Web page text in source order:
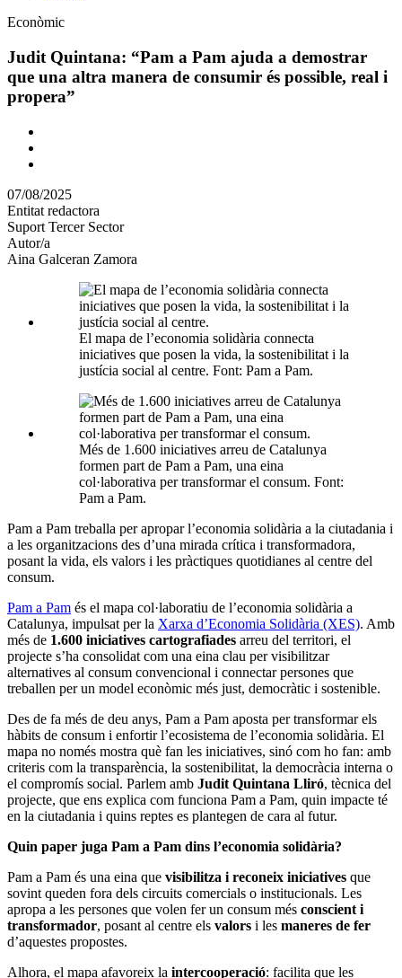
Àmbit
la
notícia
Econòmic
Judit Quintana: “Pam a Pam ajuda a demostrar
que una altra manera de consumir és possible, real i
propera”
Comparteix
altres
xarxes
socials
07/08/2025
Entitat redactora
Suport Tercer Sector
Autor/a
Aina Galceran Zamora
El mapa de l’economia solidària connecta
iniciatives que posen la vida, la sostenibilitat i la
justícia social al centre. Font: Pam a Pam.
Més de 1.600 iniciatives arreu de Catalunya
formen part de Pam a Pam, una eina
col·laborativa per transformar el consum. Font:
Pam a Pam.
Pam a Pam treballa per apropar l’economia solidària a la ciutadania i
a les organitzacions des d’una mirada crítica i transformadora,
posant la vida, els valors i les pràctiques quotidianes al centre del
consum.
Pam a Pam és el mapa col·laboratiu de l’economia solidària a
Catalunya, impulsat per la Xarxa d’Economia Solidària (XES). Amb
més de 1.600 iniciatives cartografiades arreu del territori, el
projecte s’ha consolidat com una eina clau per visibilitzar
alternatives al consum convencional i connectar persones que
treballen per un model econòmic més just, democràtic i sostenible.
Des de fa més de deu anys, Pam a Pam aposta per transformar els
hàbits de consum i enfortir l’ecosistema de l’economia solidària. El
mapa no només mostra què fan les iniciatives, sinó com ho fan: amb
criteris com la transparència, la sostenibilitat, la democràcia interna o
el compromís social. Parlem amb Judit Quintana Lliró, tècnica del
projecte, que ens explica com funciona Pam a Pam, quin impacte té
en la ciutadania i quins reptes es plantegen de cara al futur.
Quin paper juga Pam a Pam dins l’economia solidària?
Pam a Pam és una eina que visibilitza i reconeix iniciatives que
sovint queden fora dels circuits comercials o institucionals. Les
apropa a les persones que volen fer un consum més conscient i
transformador, posant al centre els valors i les maneres de fer
d’aquestes propostes.
Alhora, el mapa afavoreix la intercooperació: facilita que les